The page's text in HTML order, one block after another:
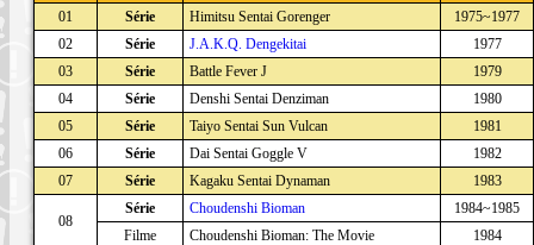
01
Série Himitsu Sentai Gorenger
1975~1977
02
Série J.A.K.Q. Dengekitai
1977
03
Série Battle Fever J
1979
04
Série Denshi Sentai Denziman
1980
05
Série Taiyo Sentai Sun Vulcan
1981
06
Série Dai Sentai Goggle V
1982
07
Série Kagaku Sentai Dynaman 1983
08
Série Choudenshi Bioman
1984~1985
Filme
Choudenshi Bioman: The Movie
1984